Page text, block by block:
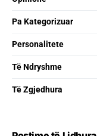
Pa Kategorizuar
Personalitete
Të Ndryshme
Të Zgjedhura